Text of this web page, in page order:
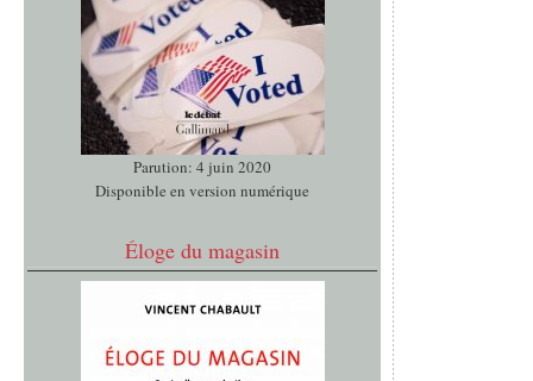
Parution: 4 juin 2020
Disponible en version numérique
Éloge du magasin